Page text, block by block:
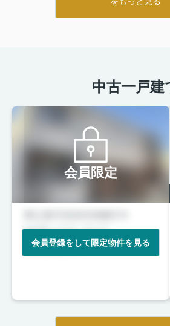
中古一戸建
会員限定
会員登録をして限定物件を見る